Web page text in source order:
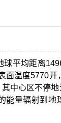
平均距离
面温度5770
中心区不停
能量辐射到地